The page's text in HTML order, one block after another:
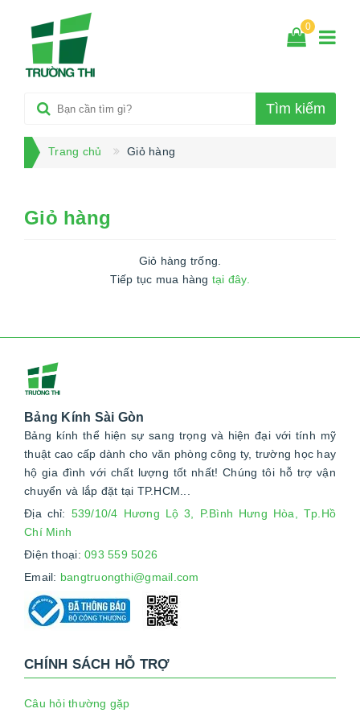
0
Tìm kiếm
Trang chủ Giỏ hàng
Giỏ hàng
Giỏ hàng trống.
Tiếp tục mua hàng tại đây.
Bảng Kính Sài Gòn
Bảng kính thể hiện sự sang trọng và hiện đại với tính mỹ
thuật cao cấp dành cho văn phòng công ty, trường học hay
hộ gia đình với chất lượng tốt nhất! Chúng tôi hỗ trợ vận
chuyển và lắp đặt tại TP.HCM...
Địa chỉ: 539/10/4 Hương Lộ 3, P.Bình Hưng Hòa, Tp.Hồ
Chí Minh
Điện thoại: 093 559 5026
Email: bangtruongthi@gmail.com
CHÍNH SÁCH HỖ TRỢ
Câu hỏi thường gặp